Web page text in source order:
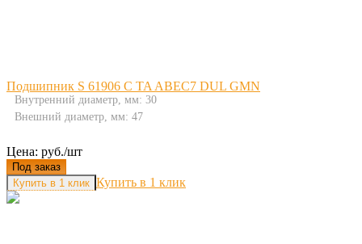
Подшипник S 61906 C TA ABEC7 DUL GMN
Внутренний диаметр, мм: 30
Внешний диаметр, мм: 47
Цена: руб./шт
Под заказ
Купить в 1 клик